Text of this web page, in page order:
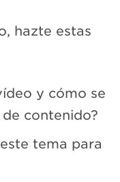
hazte estas
y cómo se
contenido?
tema para